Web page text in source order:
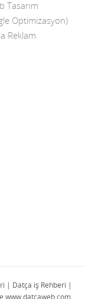
Tasarım
Optimizasyon)
Reklam
| Datça iş Rehberi |
www.datcaweb.com